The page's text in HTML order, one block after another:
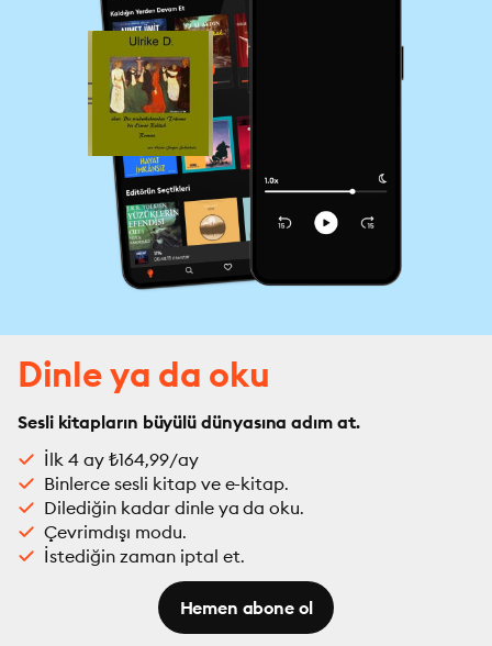
Dinle ya da oku
Sesli kitapların büyülü dünyasına adım at.
İlk 4 ay ₺164,99/ay
Binlerce sesli kitap ve e-kitap.
Dilediğin kadar dinle ya da oku.
Çevrimdışı modu.
İstediğin zaman iptal et.
Hemen abone ol